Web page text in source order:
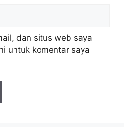
dan situs web saya
untuk komentar saya